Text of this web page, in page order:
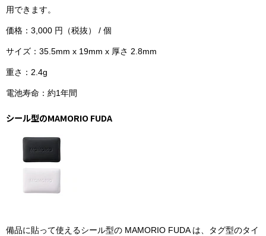
用できます。
価格：3,000 円（税抜） / 個
サイズ：35.5mm x 19mm x 厚さ 2.8mm
重さ：2.4g
電池寿命：約1年間
シール型のMAMORIO FUDA
備品に貼って使えるシール型の MAMORIO FUDA は、タグ型のタイ